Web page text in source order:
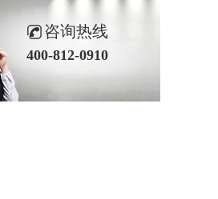
咨询热线
400-812-0910